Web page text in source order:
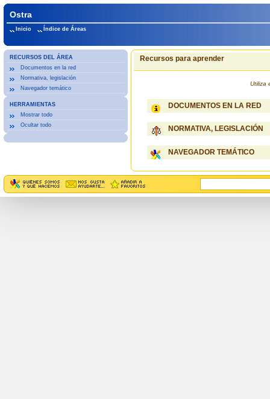
Ostra
Inicio Índice de Áreas
RECURSOS DEL ÁREA
Documentos en la red
Normativa, legislación
Navegador temático
HERRAMIENTAS
Mostrar todo
Ocultar todo
Recursos para aprender
Utiliza
DOCUMENTOS EN LA RED
NORMATIVA, LEGISLACIÓN
NAVEGADOR TEMÁTICO